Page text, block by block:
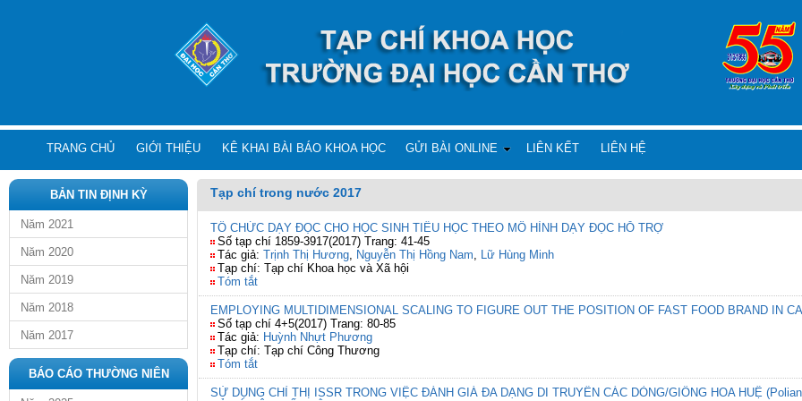
TRANG CHỦ GIỚI THIỆU KÊ KHAI BÀI BÁO KHOA HỌC GỬI BÀI ONLINE LIÊN KẾT LIÊN HỆ
BẢN TIN ĐỊNH KỲ
Năm 2021
Năm 2020
Năm 2019
Năm 2018
Năm 2017
BÁO CÁO THƯỜNG NIÊN
Tạp chí trong nước 2017
TỔ CHỨC DẠY ĐỌC CHO HỌC SINH TIỂU HỌC THEO MÔ HÌNH DẠY ĐỌC HỖ TRỢ
Số tạp chí 1859-3917(2017) Trang: 41-45
Tác giả: Trịnh Thị Hương, Nguyễn Thị Hồng Nam, Lữ Hùng Minh
Tạp chí: Tạp chí Khoa học và Xã hội
Tóm tắt
EMPLOYING MULTIDIMENSIONAL SCALING TO FIGURE OUT THE POSITION OF FAST FOOD BRAND IN
Số tạp chí 4+5(2017) Trang: 80-85
Tác giả: Huỳnh Nhựt Phương
Tạp chí: Tạp chí Công Thương
Tóm tắt
SỬ DỤNG CHỈ THỊ ISSR TRONG VIỆC ĐÁNH GIÁ ĐA DẠNG DI TRUYỀN CÁC DÒNG/GIỐNG HOA HUỆ